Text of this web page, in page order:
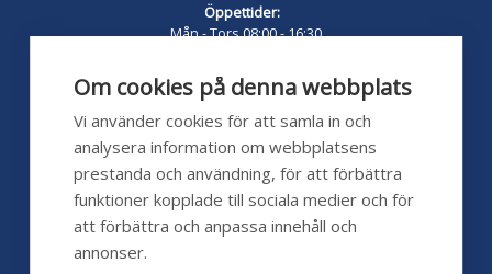
Om cookies på denna webbplats
Vi använder cookies för att samla in och
analysera information om webbplatsens
prestanda och användning, för att förbättra
funktioner kopplade till sociala medier och för
att förbättra och anpassa innehåll och
annonser.
Öppettider:
Mån - Tors 08:00 - 16:30
Lunch 12:00 - 13:00
pumpshoppen.se 24/7
Kundservice